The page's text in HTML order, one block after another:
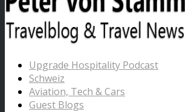
Upgrade Hospitality Podcast
Schweiz
Aviation, Tech & Cars
Guest Blogs